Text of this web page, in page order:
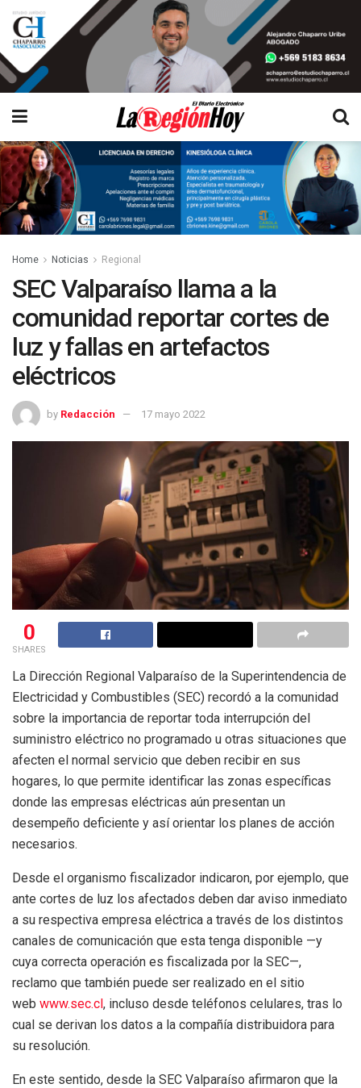
Home Noticias Regional
SEC Valparaíso llama a la
comunidad reportar cortes de
luz y fallas en artefactos
eléctricos
by Redacción 17 mayo 2022
0
SHARES
La Dirección Regional Valparaíso de la Superintendencia de
Electricidad y Combustibles (SEC) recordó a la comunidad
sobre la importancia de reportar toda interrupción del
suministro eléctrico no programado u otras situaciones que
afecten el normal servicio que deben recibir en sus
hogares, lo que permite identificar las zonas específicas
donde las empresas eléctricas aún presentan un
desempeño deficiente y así orientar los planes de acción
necesarios.
Desde el organismo fiscalizador indicaron, por ejemplo, que
ante cortes de luz los afectados deben dar aviso inmediato
a su respectiva empresa eléctrica a través de los distintos
canales de comunicación que esta tenga disponible —y
cuya correcta operación es fiscalizada por la SEC—,
reclamo que también puede ser realizado en el sitio
web www.sec.cl, incluso desde teléfonos celulares, tras lo
cual se derivan los datos a la compañía distribuidora para
su resolución.
En este sentido, desde la SEC Valparaíso afirmaron que la